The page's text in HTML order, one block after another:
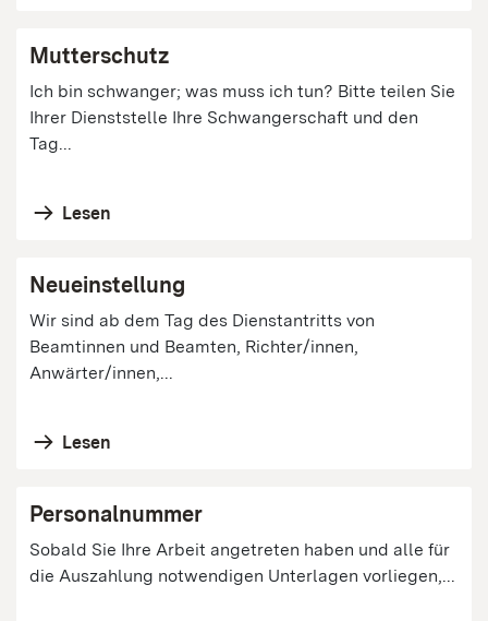
Mutterschutz
Ich bin schwanger; was muss ich tun? Bitte teilen Sie
Ihrer Dienststelle Ihre Schwangerschaft und den
Tag...
Lesen
Neueinstellung
Wir sind ab dem Tag des Dienstantritts von
Beamtinnen und Beamten, Richter/innen,
Anwärter/innen,...
Lesen
Personalnummer
Sobald Sie Ihre Arbeit angetreten haben und alle für
die Auszahlung notwendigen Unterlagen vorliegen,...